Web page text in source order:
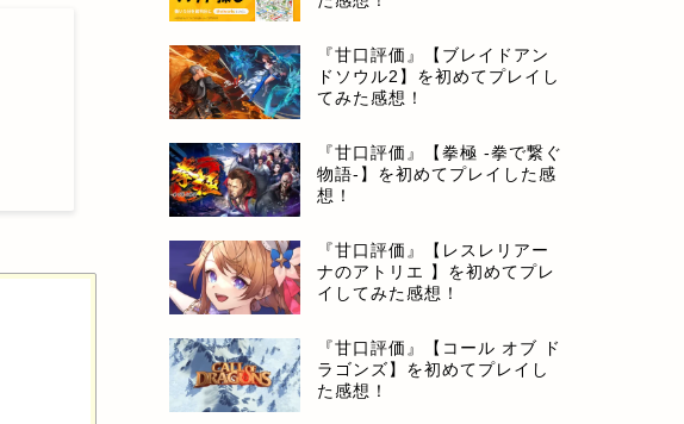
『甘口評価』【ブレイドアン
ドソウル2】を初めてプレイし
てみた感想！
『甘口評価』【拳極 -拳で繋ぐ
物語-】を初めてプレイした感
想！
『甘口評価』【レスレリアー
ナのアトリエ 】を初めてプレ
イしてみた感想！
『甘口評価』【コール オブ ド
ラゴンズ】を初めてプレイし
た感想！